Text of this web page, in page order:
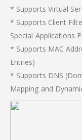
* Supports Virtual
* Supports Client
Special Applications
* Supports MAC
Entries)
* Supports DNS
Mapping and